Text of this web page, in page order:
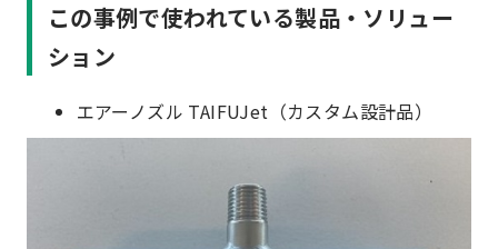
この事例で使われている製品・ソリュー
ション
エアーノズル TAIFUJet（カスタム設計品）